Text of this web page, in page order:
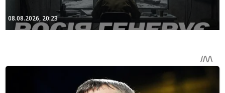
08.08.2026, 20:23